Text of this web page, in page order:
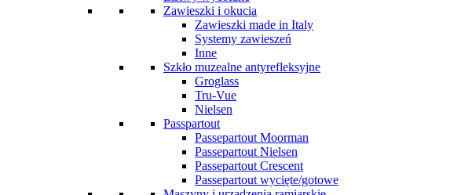
Zawieszki i okucia
Zawieszki made in Italy
Systemy zawieszeń
Inne
Szkło muzealne antyrefleksyjne
Groglass
Tru-Vue
Nielsen
Passpartout
Passepartout Moorman
Passepartout Nielsen
Passepartout Crescent
Passepartout wycięte/gotowe